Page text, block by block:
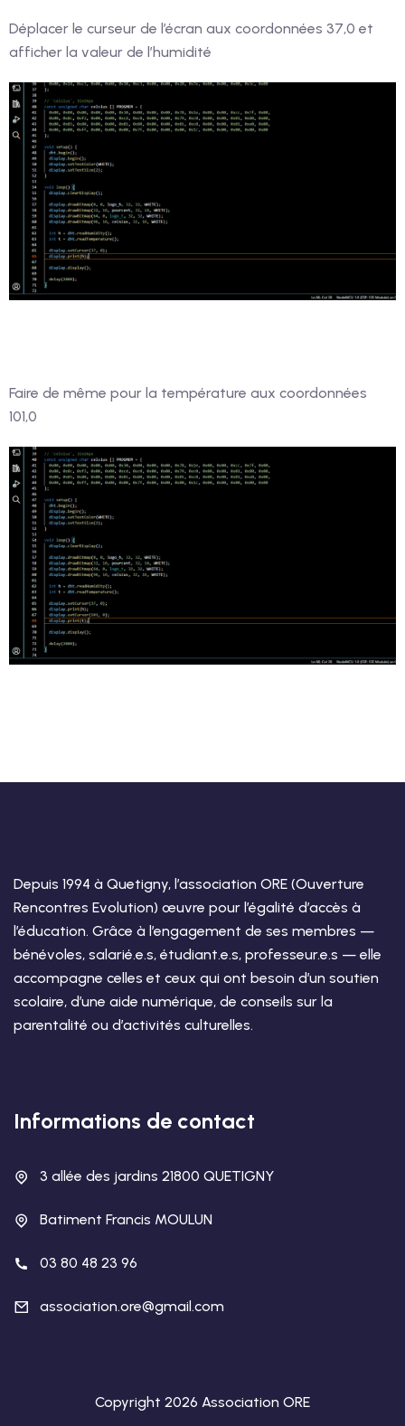
Déplacer le curseur de l’écran aux coordonnées 37,0 et
afficher la valeur de l’humidité
Faire de même pour la température aux coordonnées
101,0
Depuis 1994 à Quetigny, l’association ORE (Ouverture
Rencontres Evolution) œuvre pour l’égalité d’accès à
l’éducation. Grâce à l’engagement de ses membres —
bénévoles, salarié.e.s, étudiant.e.s, professeur.e.s — elle
accompagne celles et ceux qui ont besoin d’un soutien
scolaire, d’une aide numérique, de conseils sur la
parentalité ou d’activités culturelles.
Informations de contact
3 allée des jardins 21800 QUETIGNY
Batiment Francis MOULUN
03 80 48 23 96
association.ore@gmail.com
Copyright 2026 Association ORE